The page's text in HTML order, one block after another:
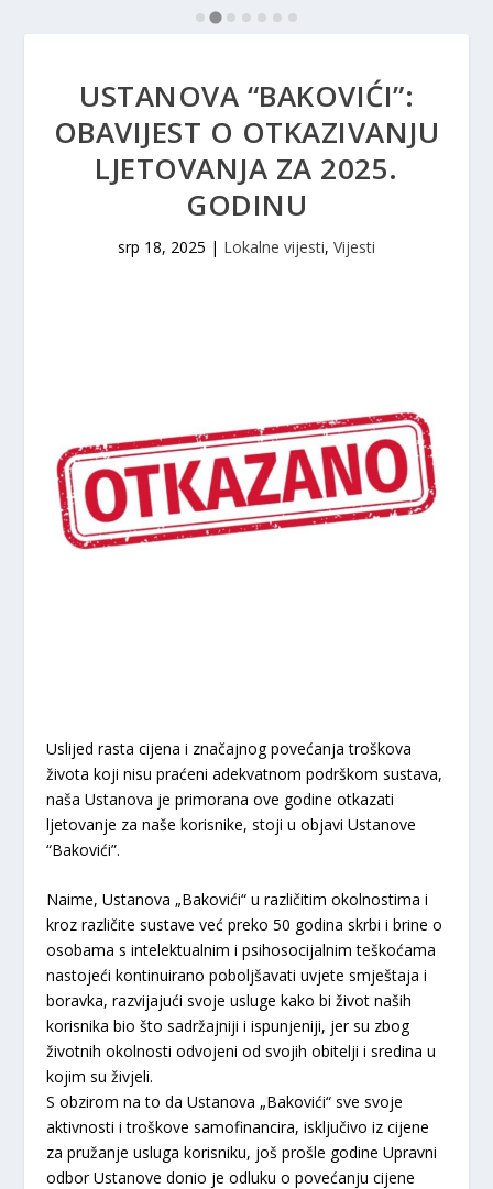
USTANOVA “BAKOVIĆI”:
OBAVIJEST O OTKAZIVANJU
LJETOVANJA ZA 2025.
GODINU
srp 18, 2025 | Lokalne vijesti, Vijesti
Uslijed rasta cijena i značajnog povećanja troškova
života koji nisu praćeni adekvatnom podrškom sustava,
naša Ustanova je primorana ove godine otkazati
ljetovanje za naše korisnike, stoji u objavi Ustanove
“Bakovići”.
Naime, Ustanova „Bakovići“ u različitim okolnostima i
kroz različite sustave već preko 50 godina skrbi i brine o
osobama s intelektualnim i psihosocijalnim teškoćama
nastojeći kontinuirano poboljšavati uvjete smještaja i
boravka, razvijajući svoje usluge kako bi život naših
korisnika bio što sadržajniji i ispunjeniji, jer su zbog
životnih okolnosti odvojeni od svojih obitelji i sredina u
kojim su živjeli.
S obzirom na to da Ustanova „Bakovići“ sve svoje
aktivnosti i troškove samofinancira, isključivo iz cijene
za pružanje usluga korisniku, još prošle godine Upravni
odbor Ustanove donio je odluku o povećanju cijene